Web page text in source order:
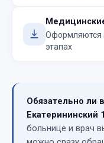
Оформляются
этапах
Обязательно ли
Екатерининский
больнице и врач